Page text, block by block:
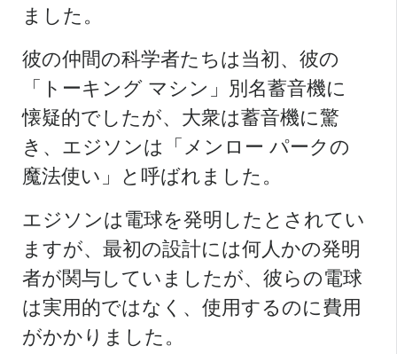
ました。
彼の仲間の科学者たちは当初、彼の
「トーキング マシン」別名蓄音機に
懐疑的でしたが、大衆は蓄音機に驚
き、エジソンは「メンロー パークの
魔法使い」と呼ばれました。
エジソンは電球を発明したとされてい
ますが、最初の設計には何人かの発明
者が関与していましたが、彼らの電球
は実用的ではなく、使用するのに費用
がかかりました。